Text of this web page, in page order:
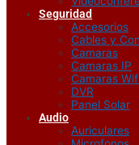
Seguridad
Accesorios
Cables y
Camaras
Camaras IP
Camaras
DVR
Panel Solar
Audio
Auriculares